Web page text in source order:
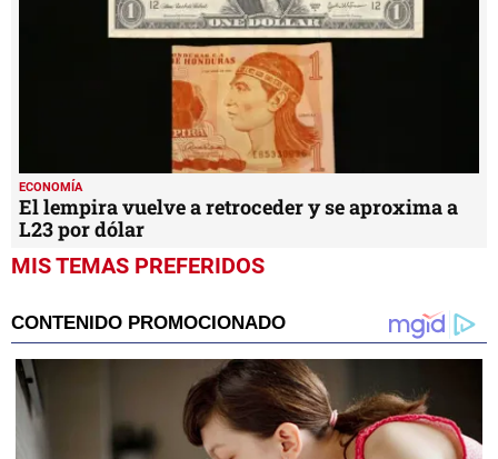
ECONOMÍA
El lempira vuelve a retroceder y se aproxima a
L23 por dólar
MIS TEMAS PREFERIDOS